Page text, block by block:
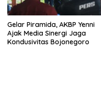
Gelar Piramida, AKBP Yenni
Ajak Media Sinergi Jaga
Kondusivitas Bojonegoro